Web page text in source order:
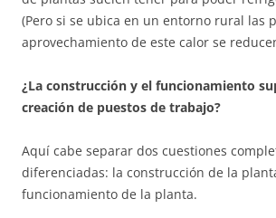
(Pero si se ubica en un entorno rural las
aprovechamiento de este calor se
¿La construcción y el funcionamiento
creación de puestos de trabajo?
Aquí cabe separar dos cuestiones
diferenciadas: la construcción de la
funcionamiento de la planta.